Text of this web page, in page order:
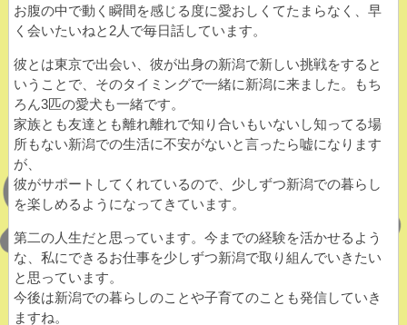
お腹の中で動く瞬間を感じる度に愛おしくてたまらなく、早
く会いたいねと2人で毎日話しています。
彼とは東京で出会い、彼が出身の新潟で新しい挑戦をすると
いうことで、そのタイミングで一緒に新潟に来ました。もち
ろん3匹の愛犬も一緒です。
家族とも友達とも離れ離れで知り合いもいないし知ってる場
所もない新潟での生活に不安がないと言ったら嘘になります
が、
彼がサポートしてくれているので、少しずつ新潟での暮らし
を楽しめるようになってきています。
第二の人生だと思っています。今までの経験を活かせるよう
な、私にできるお仕事を少しずつ新潟で取り組んでいきたい
と思っています。
今後は新潟での暮らしのことや子育てのことも発信していき
ますね。